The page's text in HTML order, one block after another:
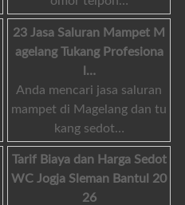
23 Jasa Saluran Mampet M
agelang Tukang Profesiona
l…
Anda mencari jasa saluran
mampet di Magelang dan tu
kang sedot…
Tarif Biaya dan Harga Sedot
WC Jogja Sleman Bantul 20
26